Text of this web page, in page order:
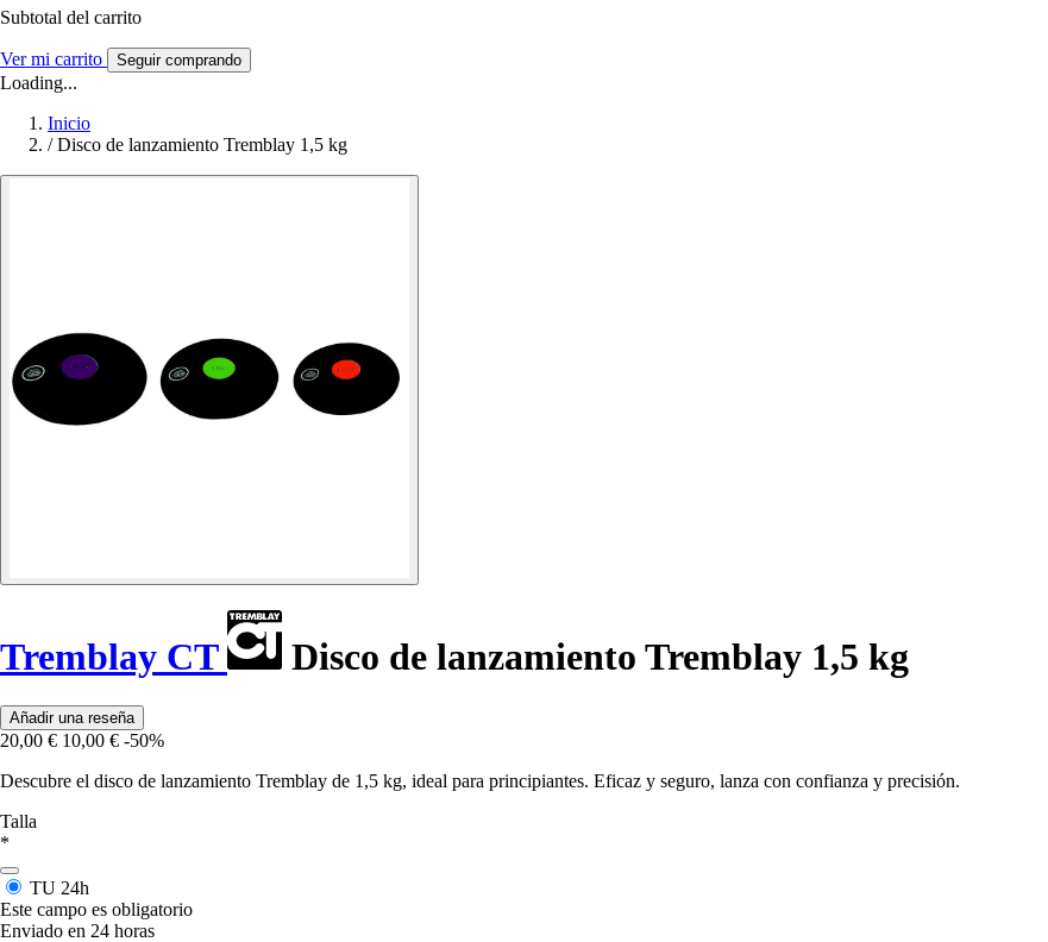
Subtotal del carrito
Ver mi carrito Seguir comprando
Loading...
Inicio
/ Disco de lanzamiento Tremblay 1,5 kg
Tremblay CT Disco de lanzamiento Tremblay 1,5 kg
Añadir una reseña
20,00 € 10,00 € -50%
Descubre el disco de lanzamiento Tremblay de 1,5 kg, ideal para principiantes. Eficaz y seguro, lanza con confianza y precisión.
Talla
*
TU 24h
Este campo es obligatorio
Enviado en 24 horas